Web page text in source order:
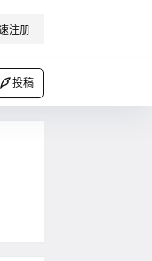
注册
投稿